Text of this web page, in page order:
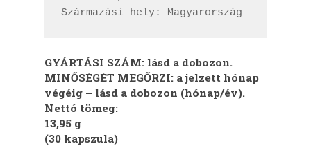
Származási hely: Magyarország
GYÁRTÁSI SZÁM: lásd a dobozon.
MINŐSÉGÉT MEGŐRZI: a jelzett hónap
végéig – lásd a dobozon (hónap/év).
Nettó tömeg:
13,95 g
(30 kapszula)